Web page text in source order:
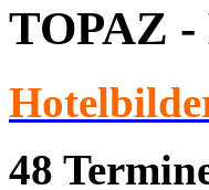
TOPAZ -
48